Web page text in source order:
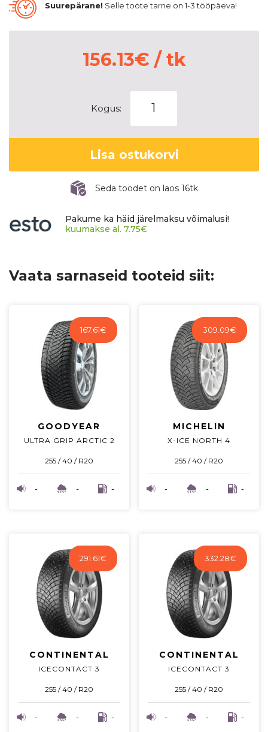
Suurepärane! Selle toote tarne on 1-3 tööpäeva!
156.13€ / tk
Kogus:
9
kogus
Lisa ostukorvi
Seda toodet on laos 16tk
Pakume ka häid järelmaksu võimalusi!
kuumakse al. 7.75€
Vaata sarnaseid tooteid siit:
167.61€
GOODYEAR
ULTRA GRIP ARCTIC 2
255 / 40 / R20
- - -
309.09€
MICHELIN
X-ICE NORTH 4
255 / 40 / R20
- - -
291.61€
CONTINENTAL
ICECONTACT 3
255 / 40 / R20
- - -
332.28€
CONTINENTAL
ICECONTACT 3
255 / 40 / R20
- - -